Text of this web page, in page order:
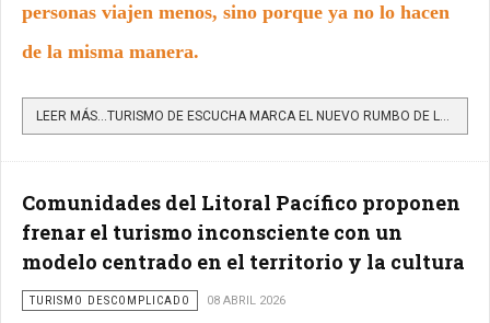
personas viajen menos, sino porque ya no lo hacen
de la misma manera.
LEER MÁS…TURISMO DE ESCUCHA MARCA EL NUEVO RUMBO DE LOS VIAJES LENTOS, CONSCIENTES Y CONECTADOS CON LA...
Comunidades del Litoral Pacífico proponen
frenar el turismo inconsciente con un
modelo centrado en el territorio y la cultura
TURISMO DESCOMPLICADO 08 ABRIL 2026